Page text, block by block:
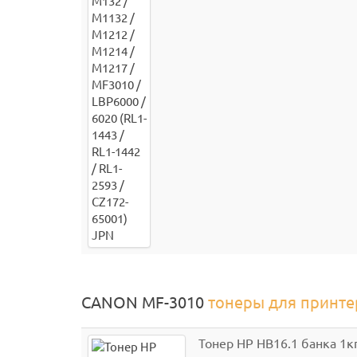
CANON MF-3010 тонеры для
Тонер HP HB16.1 банка